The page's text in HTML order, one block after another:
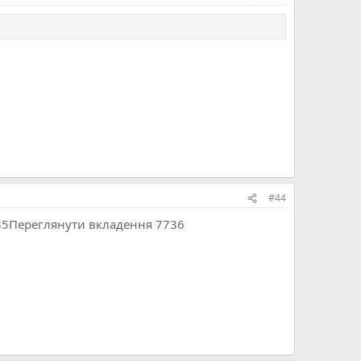
#44
Переглянути вкладення 7736